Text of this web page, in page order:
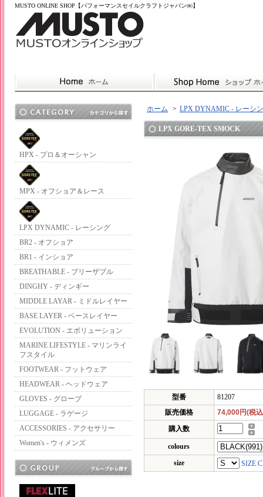
MUSTO ONLINE SHOP【パフォーマンスセイルクラフトジャパン㈱】
HPX - プロ＆オーシャン
MPX - オフショア＆レース
LPX DYNAMIC - レーシング
BR2 - オフショア
BR1 - インショア
BREATHABLE - ブリーザブル
DINGHY - ディンギー
MIDDLE LAYAR - ミドルレイヤー
BASE LAYER - ベースレイヤー
EVOLUTION - エボリューション
MARINE LIFESTYLE - マリンライ
フスタイル
FOOTWEAR - フットウェア
HEADWEAR - ヘッドウェア
GLOVES - グローブ
LUGGAGE - ラゲージ
ACCESSORIES - アクセサリー
Women's - ウィメンズ
ホーム > LPX DYNAMIC - レーシ
LPX GORE-TEX SMOCK
型番
81207
販売価格
74,000円(税
購入数
colours
size
SIZE